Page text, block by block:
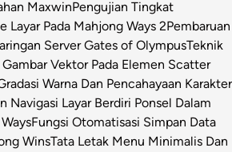
MaxwinPengujian Tingkat
Layar Pada Mahjong Ways 2Pembaruan
Server Gates of OlympusTeknik
Vektor Pada Elemen Scatter
Warna Dan Pencahayaan Karakter
Navigasi Layar Berdiri Ponsel Dalam
Fungsi Otomatisasi Simpan Data
WinsTata Letak Menu Minimalis Dan